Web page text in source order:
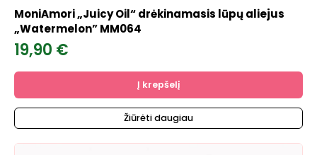
MoniAmori „Juicy Oil“ drėkinamasis lūpų aliejus
„Watermelon” MM064
19,90 €
Į krepšelį
Žiūrėti daugiau